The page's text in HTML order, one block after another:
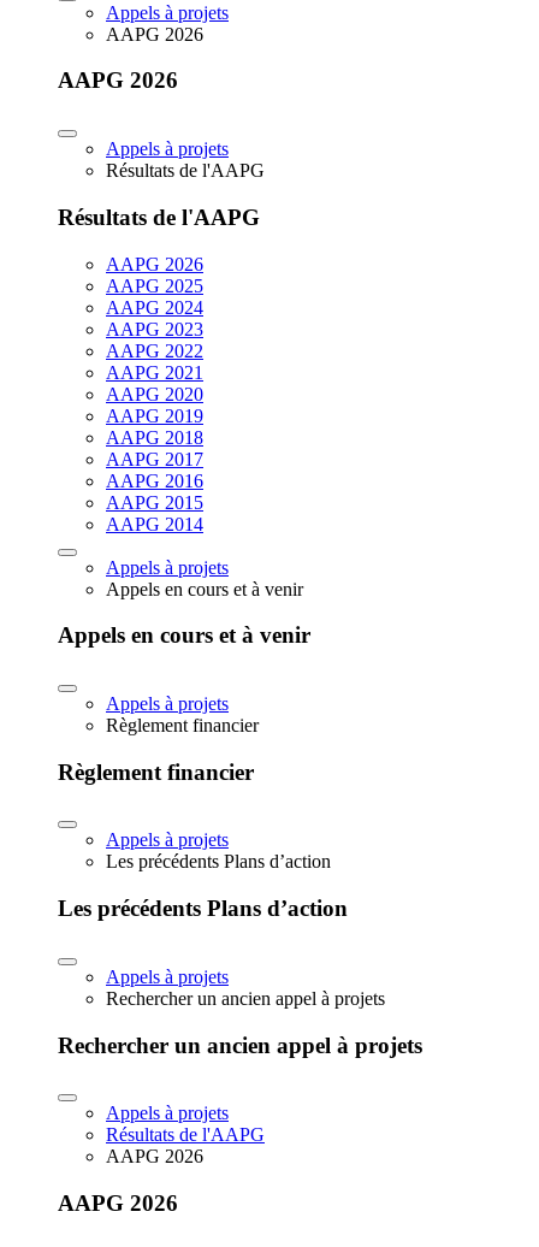
Appels à projets
AAPG 2026
AAPG 2026
Appels à projets
Résultats de l'AAPG
Résultats de l'AAPG
AAPG 2026
AAPG 2025
AAPG 2024
AAPG 2023
AAPG 2022
AAPG 2021
AAPG 2020
AAPG 2019
AAPG 2018
AAPG 2017
AAPG 2016
AAPG 2015
AAPG 2014
Appels à projets
Appels en cours et à venir
Appels en cours et à venir
Appels à projets
Règlement financier
Règlement financier
Appels à projets
Les précédents Plans d’action
Les précédents Plans d’action
Appels à projets
Rechercher un ancien appel à projets
Rechercher un ancien appel à projets
Appels à projets
Résultats de l'AAPG
AAPG 2026
AAPG 2026